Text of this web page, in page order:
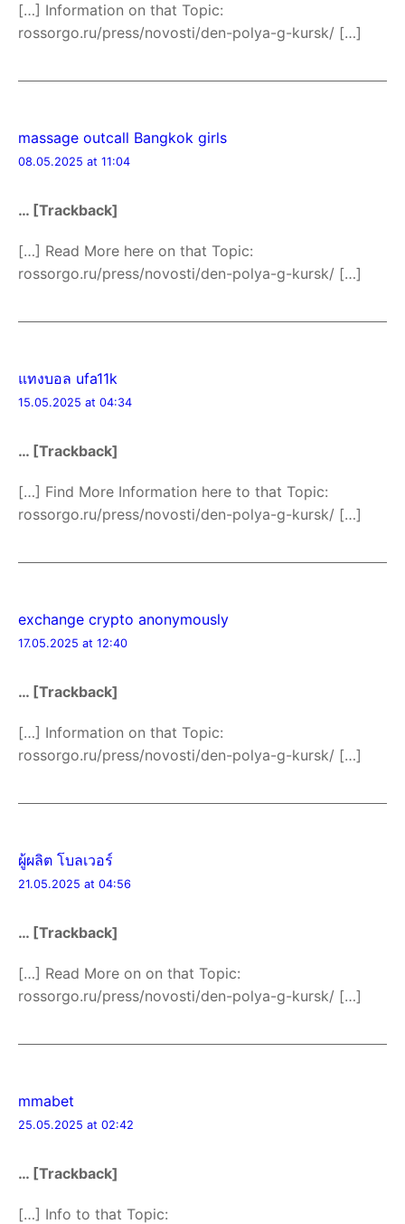
[…] Information on that Topic:
rossorgo.ru/press/novosti/den-polya-g-kursk/ […]
massage outcall Bangkok girls
08.05.2025 at 11:04
… [Trackback]
[…] Read More here on that Topic:
rossorgo.ru/press/novosti/den-polya-g-kursk/ […]
แทงบอล ufa11k
15.05.2025 at 04:34
… [Trackback]
[…] Find More Information here to that Topic:
rossorgo.ru/press/novosti/den-polya-g-kursk/ […]
exchange crypto anonymously
17.05.2025 at 12:40
… [Trackback]
[…] Information on that Topic:
rossorgo.ru/press/novosti/den-polya-g-kursk/ […]
ผู้ผลิต โบลเวอร์
21.05.2025 at 04:56
… [Trackback]
[…] Read More on on that Topic:
rossorgo.ru/press/novosti/den-polya-g-kursk/ […]
mmabet
25.05.2025 at 02:42
… [Trackback]
[…] Info to that Topic: